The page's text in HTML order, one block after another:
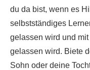
du da bist, wenn es
selbstständiges
gelassen wird und
gelassen wird. Biete
Sohn oder deine